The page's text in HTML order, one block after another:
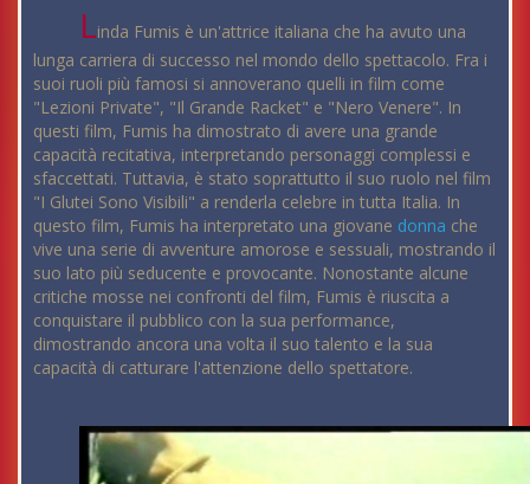
Linda Fumis è un'attrice italiana che ha avuto una
lunga carriera di successo nel mondo dello spettacolo. Fra i
suoi ruoli più famosi si annoverano quelli in film come
"Lezioni Private", "Il Grande Racket" e "Nero Venere". In
questi film, Fumis ha dimostrato di avere una grande
capacità recitativa, interpretando personaggi complessi e
sfaccettati. Tuttavia, è stato soprattutto il suo ruolo nel film
"I Glutei Sono Visibili" a renderla celebre in tutta Italia. In
questo film, Fumis ha interpretato una giovane donna che
vive una serie di avventure amorose e sessuali, mostrando il
suo lato più seducente e provocante. Nonostante alcune
critiche mosse nei confronti del film, Fumis è riuscita a
conquistare il pubblico con la sua performance,
dimostrando ancora una volta il suo talento e la sua
capacità di catturare l'attenzione dello spettatore.